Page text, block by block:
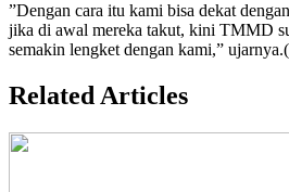
”Dengan cara itu kami bisa dekat
jika di awal mereka takut, kini TMMD
semakin lengket dengan kami,”
Related Articles